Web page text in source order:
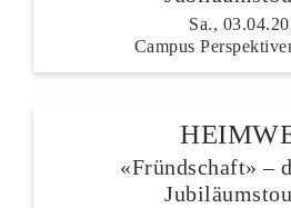
Sa.,
Campus
«Fründschaft» –